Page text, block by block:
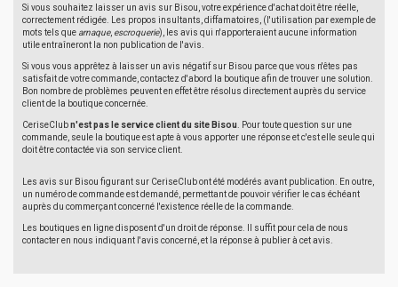
Si vous souhaitez laisser un avis sur Bisou, votre expérience d'achat doit être réelle,
correctement rédigée. Les propos insultants, diffamatoires, (l'utilisation par exemple de
mots tels que arnaque, escroquerie), les avis qui n'apporteraient aucune information
utile entraîneront la non publication de l'avis.
Si vous vous apprêtez à laisser un avis négatif sur Bisou parce que vous n'êtes pas
satisfait de votre commande, contactez d'abord la boutique afin de trouver une solution.
Bon nombre de problèmes peuvent en effet être résolus directement auprès du service
client de la boutique concernée.
CeriseClubn'est pas le service client du site Bisou . Pour toute question sur une
commande, seule la boutique est apte à vous apporter une réponse et c'est elle seule qui
doit être contactée via son service client.
Les avis sur Bisou figurant sur CeriseClub ont été modérés avant publication. En outre,
un numéro de commande est demandé, permettant de pouvoir vérifier le cas échéant
auprès du commerçant concerné l'existence réelle de la commande.
Les boutiques en ligne disposent d'un droit de réponse. Il suffit pour cela de nous
contacter en nous indiquant l'avis concerné, et la réponse à publier à cet avis.